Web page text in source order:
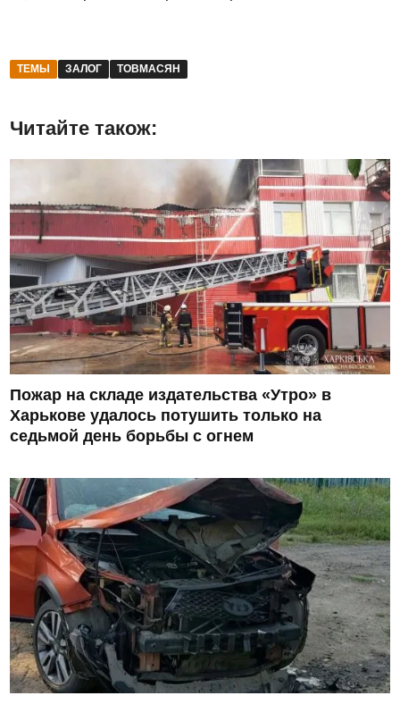
ТЕМЫ ЗАЛОГ ТОВМАСЯН
Читайте також:
Пожар на складе издательства «Утро» в
Харькове удалось потушить только на
седьмой день борьбы с огнем